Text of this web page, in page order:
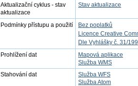
Aktualizační cyklus - stav
aktualizace
Stav aktualizace
Podmínky přístupu a použití
Bez poplatků
Licence Creative
Dle Vyhlášky č. 31/
Prohlížení dat
Mapová aplikace
Služba WMS
Stahování dat
Služba WFS
Služba Atom